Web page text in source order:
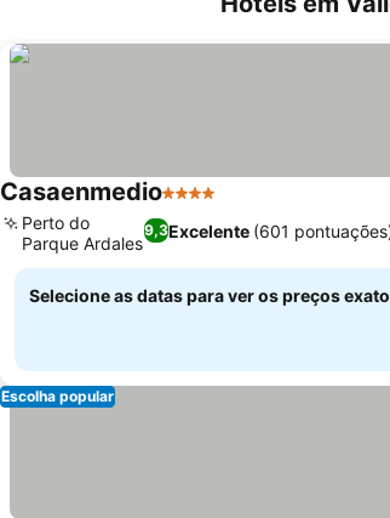
Casaenmedio4 Estrelas
9,3Excelente (601
Perto do
Parque Ardales
Selecione as datas para ver os preços
Escolha popular